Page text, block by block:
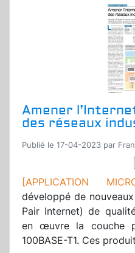
Amener
des réseaux
Publié le 17-04-2023 par
[APPLICATION
développé de
Pair Internet) de
en œuvre la couche
100BASE-T1. Ces